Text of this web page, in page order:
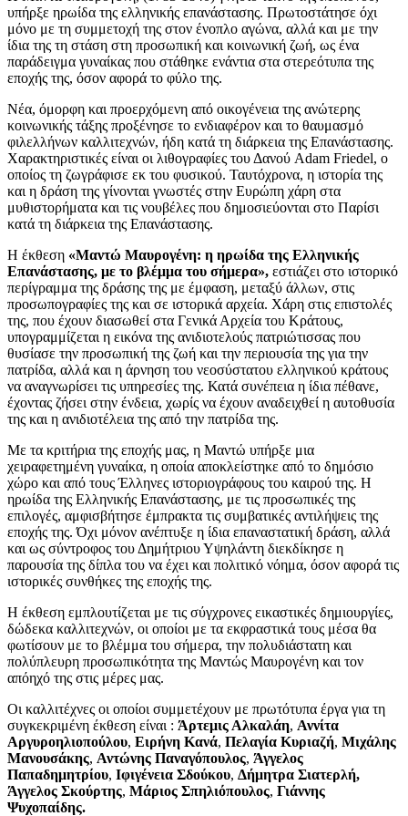
υπήρξε ηρωίδα της ελληνικής επανάστασης. Πρωτοστάτησε όχι
μόνο με τη συμμετοχή της στον ένοπλο αγώνα, αλλά και με την
ίδια της τη στάση στη προσωπική και κοινωνική ζωή, ως ένα
παράδειγμα γυναίκας που στάθηκε ενάντια στα στερεότυπα της
εποχής της, όσον αφορά το φύλο της.
Νέα, όμορφη και προερχόμενη από οικογένεια της ανώτερης
κοινωνικής τάξης προξένησε το ενδιαφέρον και το θαυμασμό
φιλελλήνων καλλιτεχνών, ήδη κατά τη διάρκεια της Επανάστασης.
Χαρακτηριστικές είναι οι λιθογραφίες του Δανού Adam Friedel, ο
οποίος τη ζωγράφισε εκ του φυσικού. Ταυτόχρονα, η ιστορία της
και η δράση της γίνονται γνωστές στην Ευρώπη χάρη στα
μυθιστορήματα και τις νουβέλες που δημοσιεύονται στο Παρίσι
κατά τη διάρκεια της Επανάστασης.
Η έκθεση «Μαντώ Μαυρογένη: η ηρωίδα της Ελληνικής
Επανάστασης, με το βλέμμα του σήμερα», εστιάζει στο ιστορικό
περίγραμμα της δράσης της με έμφαση, μεταξύ άλλων, στις
προσωπογραφίες της και σε ιστορικά αρχεία. Χάρη στις επιστολές
της, που έχουν διασωθεί στα Γενικά Αρχεία του Κράτους,
υπογραμμίζεται η εικόνα της ανιδιοτελούς πατριώτισσας που
θυσίασε την προσωπική της ζωή και την περιουσία της για την
πατρίδα, αλλά και η άρνηση του νεοσύστατου ελληνικού κράτους
να αναγνωρίσει τις υπηρεσίες της. Κατά συνέπεια η ίδια πέθανε,
έχοντας ζήσει στην ένδεια, χωρίς να έχουν αναδειχθεί η αυτοθυσία
της και η ανιδιοτέλεια της από την πατρίδα της.
Με τα κριτήρια της εποχής μας, η Μαντώ υπήρξε μια
χειραφετημένη γυναίκα, η οποία αποκλείστηκε από το δημόσιο
χώρο και από τους Έλληνες ιστοριογράφους του καιρού της. Η
ηρωίδα της Ελληνικής Επανάστασης, με τις προσωπικές της
επιλογές, αμφισβήτησε έμπρακτα τις συμβατικές αντιλήψεις της
εποχής της. Όχι μόνον ανέπτυξε η ίδια επαναστατική δράση, αλλά
και ως σύντροφος του Δημήτριου Υψηλάντη διεκδίκησε η
παρουσία της δίπλα του να έχει και πολιτικό νόημα, όσον αφορά τις
ιστορικές συνθήκες της εποχής της.
Η έκθεση εμπλουτίζεται με τις σύγχρονες εικαστικές δημιουργίες,
δώδεκα καλλιτεχνών, οι οποίοι με τα εκφραστικά τους μέσα θα
φωτίσουν με το βλέμμα του σήμερα, την πολυδιάστατη και
πολύπλευρη προσωπικότητα της Μαντώς Μαυρογένη και τον
απόηχό της στις μέρες μας.
Οι καλλιτέχνες οι οποίοι συμμετέχουν με πρωτότυπα έργα για τη
συγκεκριμένη έκθεση είναι : Άρτεμις Αλκαλάη, Αννίτα
Αργυροηλιοπούλου, Ειρήνη Κανά, Πελαγία Κυριαζή, Μιχάλης
Μανουσάκης, Αντώνης Παναγόπουλος, Άγγελος
Παπαδημητρίου, Ιφιγένεια Σδούκου, Δήμητρα Σιατερλή,
Άγγελος Σκούρτης, Μάριος Σπηλιόπουλος, Γιάννης
Ψυχοπαίδης.